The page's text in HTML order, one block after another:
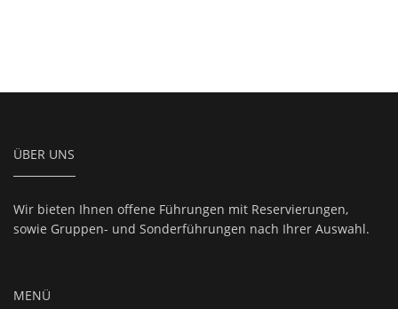
ÜBER UNS
Wir bieten Ihnen offene Führungen mit Reservierungen,
sowie Gruppen- und Sonderführungen nach Ihrer Auswahl.
MENÜ